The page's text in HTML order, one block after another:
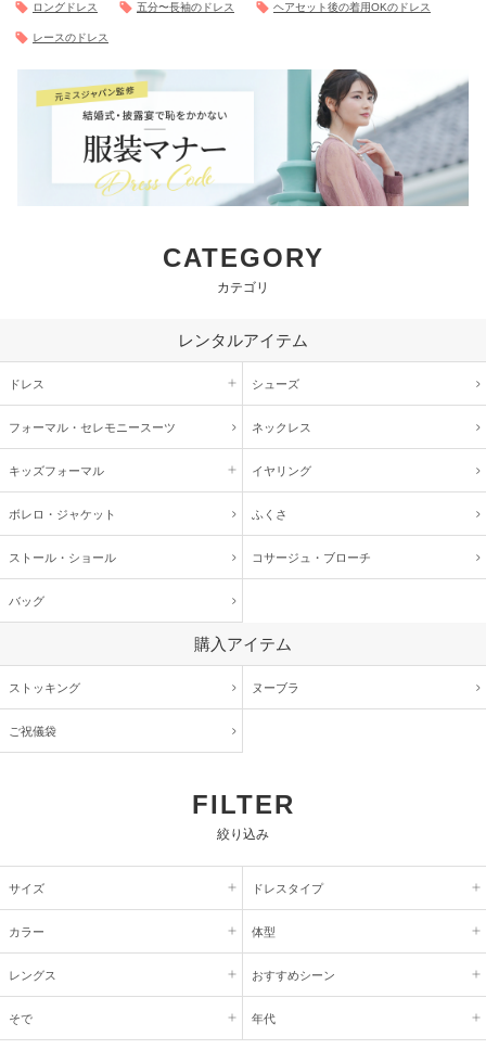
ロングドレス 五分〜長袖のドレス ヘアセット後の着用OKのドレス
レースのドレス
CATEGORY
カテゴリ
レンタルアイテム
ドレス シューズ
フォーマル・ セレモニースーツ ネックレス
キッズフォーマル イヤリング
ボレロ・ジャケット ふくさ
ストール・ショール コサージュ・ ブローチ
バッグ
購入アイテム
ストッキング ヌーブラ
ご祝儀袋
FILTER
絞り込み
サイズ ドレスタイプ
カラー 体型
レングス おすすめシーン
そで 年代